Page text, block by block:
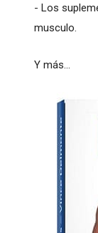
- Los
musculo.
Y más…